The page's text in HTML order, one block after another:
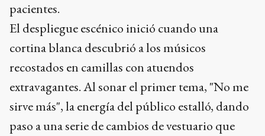
pacientes.
El despliegue escénico inició cuando una
cortina blanca descubrió a los músicos
recostados en camillas con atuendos
extravagantes. Al sonar el primer tema, "No me
sirve más", la energía del público estalló, dando
paso a una serie de cambios de vestuario que